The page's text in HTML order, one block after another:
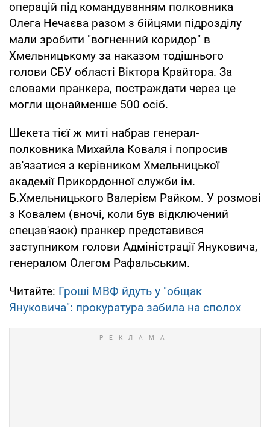
операцій під командуванням полковника
Олега Нечаєва разом з бійцями підрозділу
мали зробити "вогненний коридор" в
Хмельницькому за наказом тодішнього
голови СБУ області Віктора Крайтора. За
словами пранкера, постраждати через це
могли щонайменше 500 осіб.
Шекета тієї ж миті набрав генерал-
полковника Михайла Коваля і попросив
зв'язатися з керівником Хмельницької
академії Прикордонної служби ім.
Б.Хмельницького Валерієм Райком. У розмові
з Ковалем (вночі, коли був відключений
спецзв'язок) пранкер представився
заступником голови Адміністрації Януковича,
генералом Олегом Рафальським.
Читайте: Гроші МВФ йдуть у "общак
Януковича": прокуратура забила на сполох